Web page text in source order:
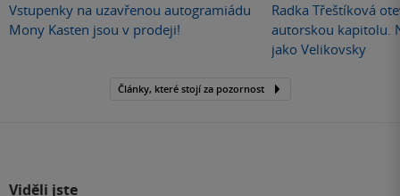
Vstupenky na uzavřenou autogramiádu
Mony Kasten jsou v prodeji!
Radka Třeštíková
autorskou kapitolu.
jako Velikovsky
Články, které stojí za pozornost
Viděli jste